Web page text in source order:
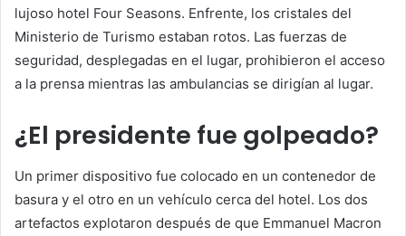
lujoso hotel Four Seasons. Enfrente, los cristales del
Ministerio de Turismo estaban rotos. Las fuerzas de
seguridad, desplegadas en el lugar, prohibieron el acceso
a la prensa mientras las ambulancias se dirigían al lugar.
¿El presidente fue golpeado?
Un primer dispositivo fue colocado en un contenedor de
basura y el otro en un vehículo cerca del hotel. Los dos
artefactos explotaron después de que Emmanuel Macron